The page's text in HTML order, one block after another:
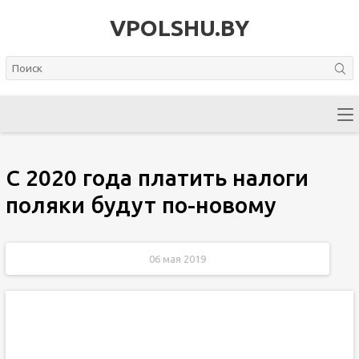
VPOLSHU.BY
C 2020 года платить налоги
поляки будут по-новому
06 мая 2019